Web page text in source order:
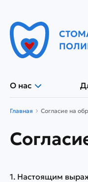
О нас
Главная Согласие на
1. Настоящим